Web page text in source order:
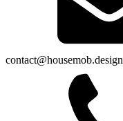
contact@housemob.design